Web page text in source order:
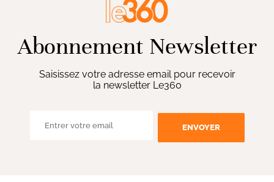
Abonnement Newsletter
Saisissez votre adresse email pour recevoir
la newsletter Le360
ENVOYER